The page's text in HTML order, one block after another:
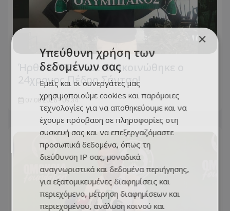
Ήρθε ΚΥΠΡΟ και ανακοινώθηκε ο
24χρονος Πέδρο Σάντσο!
07.08.2026 - 09:34
×
Υπεύθυνη χρήση των
δεδομένων σας
Εμείς και οι συνεργάτες μας
χρησιμοποιούμε cookies και παρόμοιες
τεχνολογίες για να αποθηκεύουμε και να
έχουμε πρόσβαση σε πληροφορίες στη
συσκευή σας και να επεξεργαζόμαστε
προσωπικά δεδομένα, όπως τη
διεύθυνση IP σας, μοναδικά
αναγνωριστικά και δεδομένα περιήγησης,
για εξατομικευμένες διαφημίσεις και
περιεχόμενο, μέτρηση διαφημίσεων και
περιεχομένου, ανάλυση κοινού και